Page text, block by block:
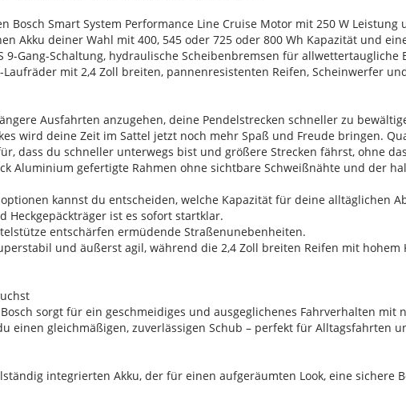
Bosch Smart System Performance Line Cruise Motor mit 250 W
Akku deiner Wahl mit 400, 545 oder 725 oder 800 Wh Kapazität und
9-Gang-Schaltung, hydraulische Scheibenbremsen für allwettertaugliche
mit 2,4 Zoll breiten, pannenresistenten Reifen, Scheinwerfer
Ausfahrten anzugehen, deine Pendelstrecken schneller zu
wird deine Zeit im Sattel jetzt noch mehr Spaß und Freude bringen.
dass du schneller unterwegs bist und größere Strecken fährst, ohne
Aluminium gefertigte Rahmen ohne sichtbare Schweißnähte und der
kannst du entscheiden, welche Kapazität für deine alltäglichen
Heckgepäckträger ist es sofort startklar.
entschärfen ermüdende Straßenunebenheiten.
und äußerst agil, während die 2,4 Zoll breiten Reifen mit
sorgt für ein geschmeidiges und ausgeglichenes Fahrverhalten
einen gleichmäßigen, zuverlässigen Schub – perfekt für Alltagsfahrten
integrierten Akku, der für einen aufgeräumten Look, eine sichere